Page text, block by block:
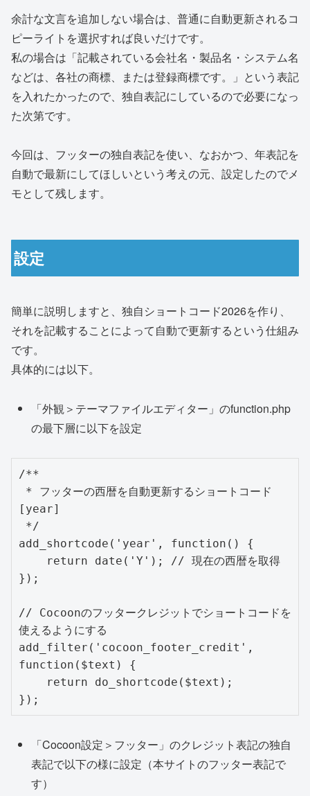
余計な文言を追加しない場合は、普通に自動更新されるコ
ピーライトを選択すれば良いだけです。
私の場合は「記載されている会社名・製品名・システム名
などは、各社の商標、または登録商標です。」という表記
を入れたかったので、独自表記にしているので必要になっ
た次第です。
今回は、フッターの独自表記を使い、なおかつ、年表記を
自動で最新にしてほしいという考えの元、設定したのでメ
モとして残します。
設定
簡単に説明しますと、独自ショートコード2026を作り、
それを記載することによって自動で更新するという仕組み
です。
具体的には以下。
「外観＞テーマファイルエディター」のfunction.php
の最下層に以下を設定
/**
[year]
add_shortcode('year', function() {
});
// Cocoonのフッタークレジットでショートコードを
使えるようにする
add_filter('cocoon_footer_credit',
function($text) {
});
「Cocoon設定＞フッター」のクレジット表記の独自
表記で以下の様に設定（本サイトのフッター表記で
す）